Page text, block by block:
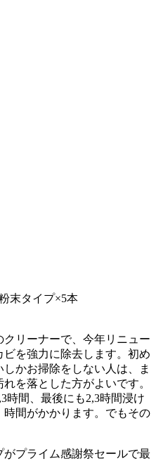
末タイプ×5本
リーナーで、今年リニュー
ビを強力に除去します。初め
かお掃除をしない人は、ま
を落とした方がよいです。
時間、最後にも2,3時間浸け
間がかかります。でもその
がプライム感謝祭セールで最